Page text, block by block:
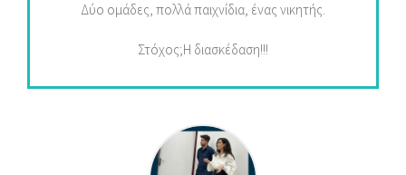
Δύο ομάδες, πολλά παιχνίδια, ένας νικητής.
Στόχος;Η διασκέδαση!!!